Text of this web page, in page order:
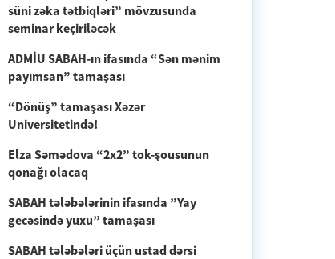
süni zəka tətbiqləri” mövzusunda
seminar keçiriləcək
ADMİU SABAH-ın ifasında “Sən mənim
payımsan” tamaşası
“Dönüş” tamaşası Xəzər
Universitetində!
Elza Səmədova “2x2” tok-şousunun
qonağı olacaq
SABAH tələbələrinin ifasında ”Yay
gecəsində yuxu” tamaşası
SABAH tələbələri üçün ustad dərsi